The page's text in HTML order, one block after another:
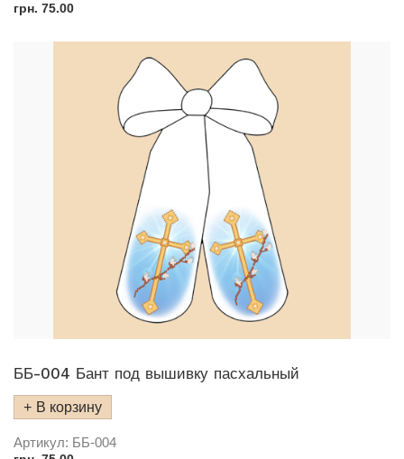
грн. 75.00
ББ-004 Бант под вышивку пасхальный
В корзину
Артикул: ББ-004